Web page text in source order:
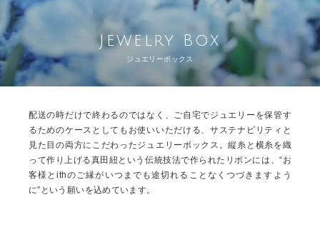
Jewelry Box
ジュエリーボックス
配送の時だけで終わるのではなく、ご自宅でジュエリーを保管す
るためのケースとしてもお使いいただける、サステナビリティと
見た目の両方にこだわったジュエリーボックス。縦糸と横糸を織
って作り上げる真田紐という伝統技法で作られたリボンには、“お
客様とithのご縁がいつまでも途切れることなくつづきますよう
に”という願いを込めています。